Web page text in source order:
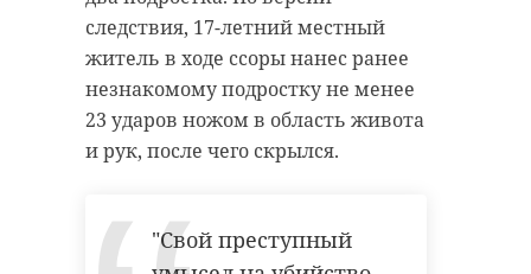
следствия, 17-летний местный
житель в ходе ссоры нанес ранее
незнакомому подростку не менее
23 ударов ножом в область живота
и рук, после чего скрылся.
"Свой преступный
Приз в номинации "Народный
почтальон" составляет 150 тысяч
рублей.Жители
Ленобласти
могут
Нестерову из
Кировского